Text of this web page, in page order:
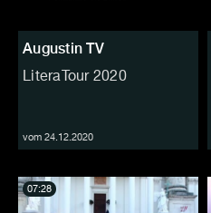
Augustin TV
LiteraTour 2020
vom 24.12.2020
07:28